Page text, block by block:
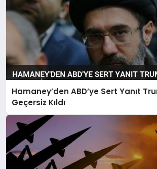
Hamaney’den ABD’ye Sert Yanıt
Geçersiz Kıldı